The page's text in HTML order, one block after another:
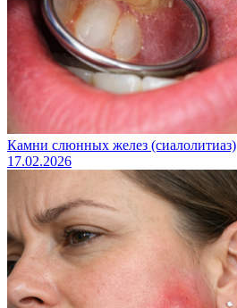
Камни слюнных желез (сиалолитиаз)
17.02.2026